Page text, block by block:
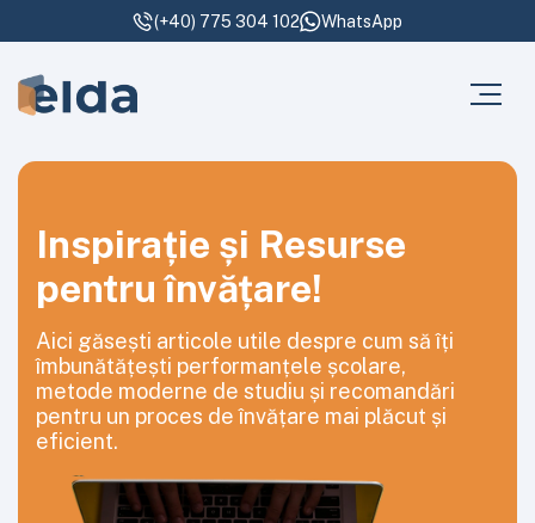
(+40) 775 304 102 WhatsApp
Inspirație și Resurse
pentru învățare!
Aici găsești articole utile despre cum să îți
îmbunătățești performanțele școlare,
metode moderne de studiu și recomandări
pentru un proces de învățare mai plăcut și
eficient.